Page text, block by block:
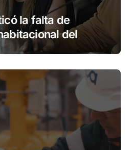
la falta de
del
deja afuera a